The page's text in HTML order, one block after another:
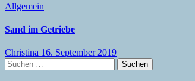
Allgemein
Sand im Getriebe
Christina 16. September 2019
Suchen
nach: